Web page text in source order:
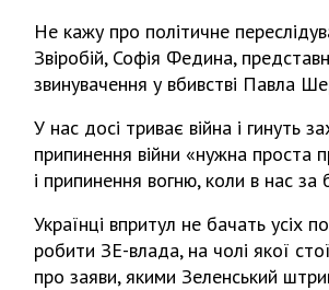
Не кажу про політичне
Звіробій, Софія Федина,
звинувачення у вбивстві Павла
У нас досі триває війна і гинуть
припинення війни «нужна проста
і припинення вогню, коли в нас
Українці впритул не бачать усіх
робити ЗЕ-влада, на чолі якої
про заяви, якими Зеленський